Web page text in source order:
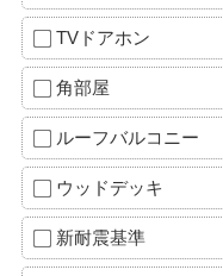
TVドアホン
角部屋
ルーフバルコニー
ウッドデッキ
新耐震基準